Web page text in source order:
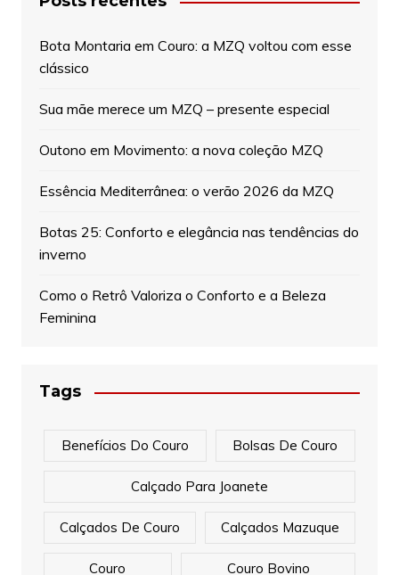
Bota Montaria em Couro: a MZQ voltou com esse
clássico
Sua mãe merece um MZQ – presente especial
Outono em Movimento: a nova coleção MZQ
Essência Mediterrânea: o verão 2026 da MZQ
Botas 25: Conforto e elegância nas tendências do
inverno
Como o Retrô Valoriza o Conforto e a Beleza
Feminina
Tags
Benefícios Do Couro Bolsas De Couro
Calçado Para Joanete
Calçados De Couro Calçados Mazuque
Couro Couro Bovino